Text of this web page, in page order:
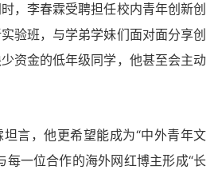
，李春霖受聘担任校内青年创新创
验班，与学弟学妹们面对面分享创
资金的低年级同学，他甚至会主动
言，他更希望能成为“中外青年文
每一位合作的海外网红博主形成“长